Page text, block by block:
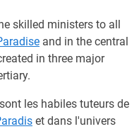
skilled ministers to all
and in the central
in three major
sont les habiles tuteurs de
et dans l'univers